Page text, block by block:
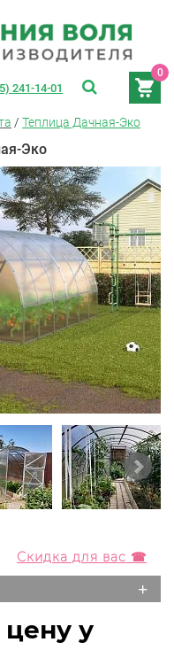
0
241-14-01
/ Теплица Дачная-Эко
Эко
Скидка для вас ☎
+
цену у